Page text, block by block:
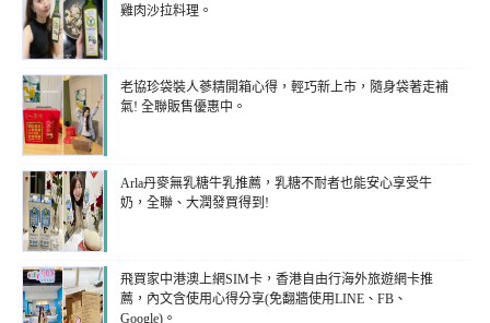
雞肉沙拉料理。
老協珍袋裝人蔘精開箱心得，輕巧新上市，隨身袋著走補
氣! 全聯販售優惠中。
Arla丹麥無乳糖牛乳推薦，乳糖不耐者也能安心享受牛
奶，全聯、大潤發買得到!
飛買家中港澳上網SIM卡，香港自由行海外旅遊網卡推
薦，內文含使用心得分享(免翻牆使用LINE、FB、
Google)。